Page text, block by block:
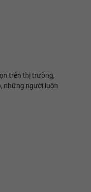
trên thị trường,
những người luôn